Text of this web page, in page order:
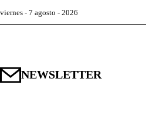
viernes - 7 agosto - 2026
NEWSLETTER